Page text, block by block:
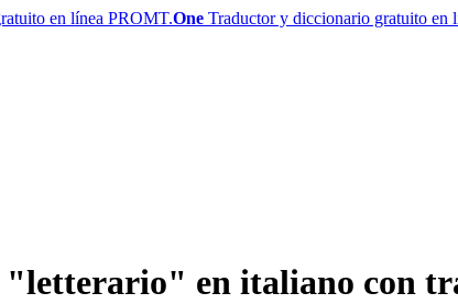
PROMT.One Traductor y diccionario gratuito en
"letterario" en italiano con